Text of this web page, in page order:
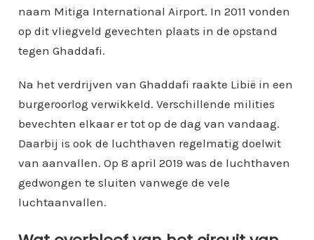
naam Mitiga International Airport. In 2011 vonden
op dit vliegveld gevechten plaats in de opstand
tegen Ghaddafi.
Na het verdrijven van Ghaddafi raakte Libië in een
burgeroorlog verwikkeld. Verschillende milities
bevechten elkaar er tot op de dag van vandaag.
Daarbij is ook de luchthaven regelmatig doelwit
van aanvallen. Op 8 april 2019 was de luchthaven
gedwongen te sluiten vanwege de vele
luchtaanvallen.